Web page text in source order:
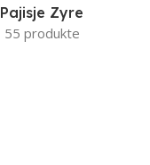
Pajisje Zyre
55 produkte